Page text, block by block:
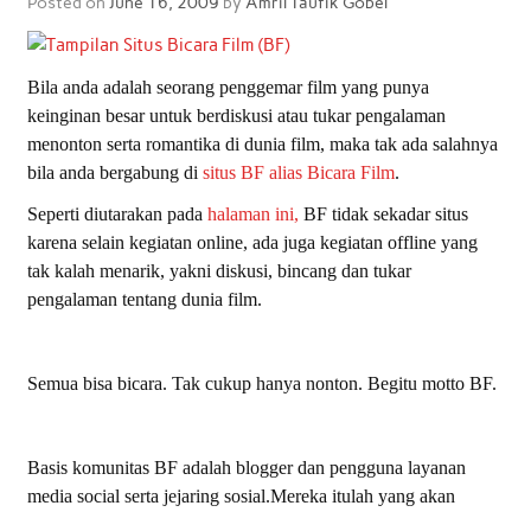
Bila anda adalah seorang penggemar film yang punya
keinginan besar untuk berdiskusi atau tukar pengalaman
menonton serta romantika di dunia film, maka tak ada salahnya
bila anda bergabung di situs BF alias Bicara Film.
Seperti diutarakan pada halaman ini, BF tidak sekadar situs
karena selain kegiatan online, ada juga kegiatan offline yang
tak kalah menarik, yakni diskusi, bincang dan tukar
pengalaman tentang dunia film.
Semua bisa bicara. Tak cukup hanya nonton. Begitu motto BF.
Basis komunitas BF adalah blogger dan pengguna layanan
media social serta jejaring sosial.Mereka itulah yang akan